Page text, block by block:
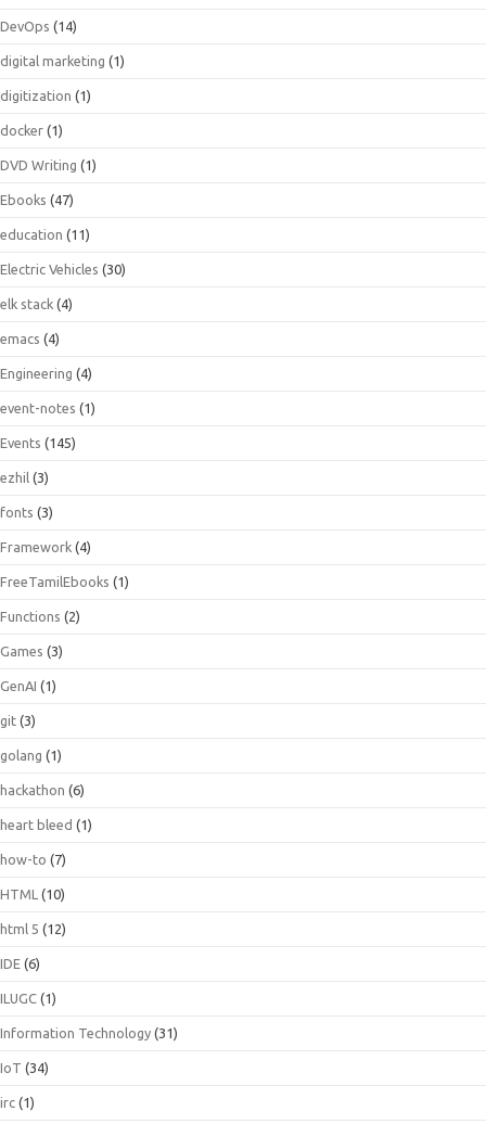
DevOps (14)
digital marketing (1)
digitization (1)
docker (1)
DVD Writing (1)
Ebooks (47)
education (11)
Electric Vehicles (30)
elk stack (4)
emacs (4)
Engineering (4)
event-notes (1)
Events (145)
ezhil (3)
fonts (3)
Framework (4)
FreeTamilEbooks (1)
Functions (2)
Games (3)
GenAI (1)
git (3)
golang (1)
hackathon (6)
heart bleed (1)
how-to (7)
HTML (10)
html 5 (12)
IDE (6)
ILUGC (1)
Information Technology (31)
IoT (34)
irc (1)